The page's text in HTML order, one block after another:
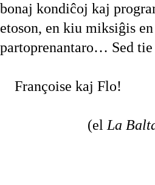
bonaj kondiĉoj kaj
etoson, en kiu miksiĝis
partoprenantaro… Sed
Françoise kaj Flo!
(el La